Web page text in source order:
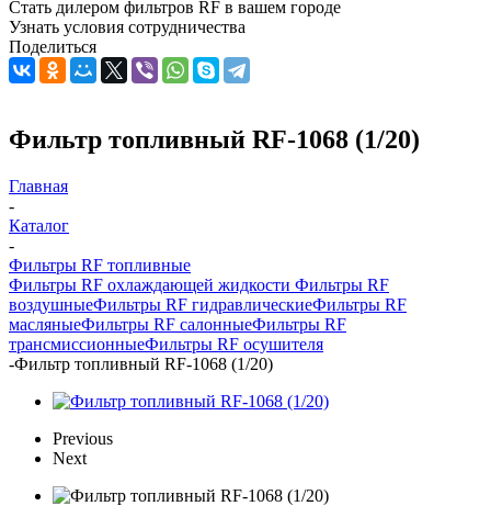
Стать дилером фильтров RF в вашем городе
Узнать условия сотрудничества
Поделиться
Фильтр топливный RF-1068 (1/20)
Главная
-
Каталог
-
Фильтры RF топливные
Фильтры RF охлаждающей жидкости Фильтры RF
воздушныеФильтры RF гидравлическиеФильтры RF
масляныеФильтры RF салонныеФильтры RF
трансмиссионныеФильтры RF осушителя
-Фильтр топливный RF-1068 (1/20)
Previous
Next